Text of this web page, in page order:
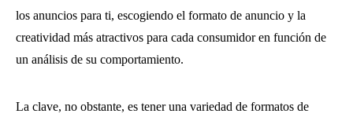
los anuncios para ti, escogiendo el formato de anuncio y la
creatividad más atractivos para cada consumidor en función de
un análisis de su comportamiento.
La clave, no obstante, es tener una variedad de formatos de